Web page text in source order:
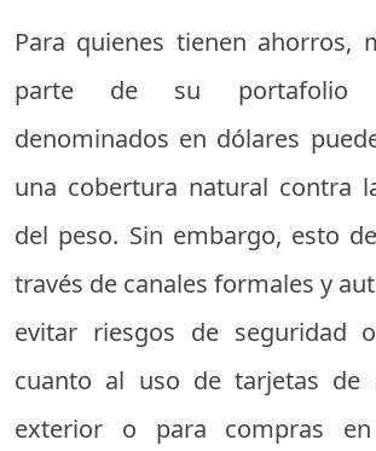
Para quienes tienen ahorros,
parte de su portafolio
denominados en dólares
una cobertura natural contra
del peso. Sin embargo, esto
través de canales formales y
evitar riesgos de seguridad
cuanto al uso de tarjetas de
exterior o para compras en